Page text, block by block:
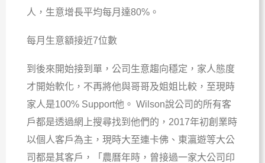
人，生意增長平均每月達80%。
每月生意額接近7位數
到後來開始接到單，公司生意趨向穩定，家人態度
才開始軟化，不再將他與哥哥及姐姐比較，至現時
家人是100% Support他。 Wilson說公司的所有客
戶都是透過網上搜尋找到他們的，2017年初創業時
以個人客戶為主，現時大至連卡佛、東瀛遊等大公
司都是其客戶，「農曆年時，曾接過一家大公司印